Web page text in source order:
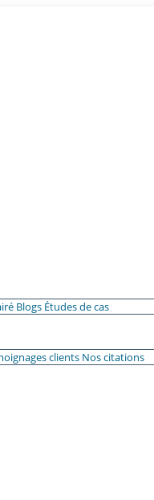
Blogs Études de cas
clients Nos citations